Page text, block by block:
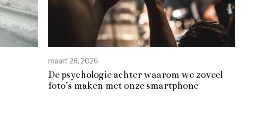
maart 28, 2026
De psychologie achter waarom we zoveel
foto’s maken met onze smartphone